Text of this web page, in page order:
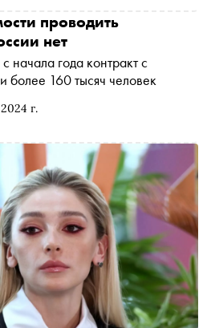
г.
проводить
нет
начала года контракт с
160 тысяч человек